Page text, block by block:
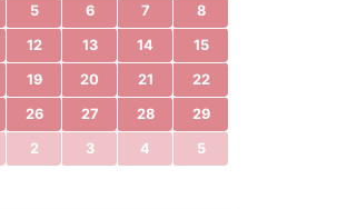
5 6 7 8
12 13 14 15
19 20 21 22
26 27 28 29
2 3 4 5